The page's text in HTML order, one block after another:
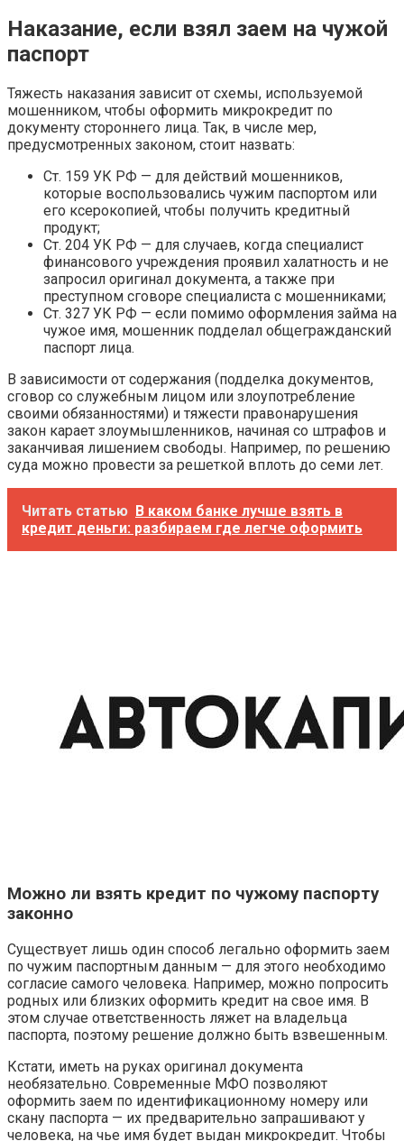
Наказание, если взял заем на чужой
паспорт
Тяжесть наказания зависит от схемы, используемой
мошенником, чтобы оформить микрокредит по
документу стороннего лица. Так, в числе мер,
предусмотренных законом, стоит назвать:
Ст. 159 УК РФ — для действий мошенников,
которые воспользовались чужим паспортом или
его ксерокопией, чтобы получить кредитный
продукт;
Ст. 204 УК РФ — для случаев, когда специалист
финансового учреждения проявил халатность и не
запросил оригинал документа, а также при
преступном сговоре специалиста с мошенниками;
Ст. 327 УК РФ — если помимо оформления займа на
чужое имя, мошенник подделал общегражданский
паспорт лица.
В зависимости от содержания (подделка документов,
сговор со служебным лицом или злоупотребление
своими обязанностями) и тяжести правонарушения
закон карает злоумышленников, начиная со штрафов и
заканчивая лишением свободы. Например, по решению
суда можно провести за решеткой вплоть до семи лет.
Читать статью В каком банке лучше взять в
кредит деньги: разбираем где легче оформить
Можно ли взять кредит по чужому паспорту
законно
Существует лишь один способ легально оформить заем
по чужим паспортным данным — для этого необходимо
согласие самого человека. Например, можно попросить
родных или близких оформить кредит на свое имя. В
этом случае ответственность ляжет на владельца
паспорта, поэтому решение должно быть взвешенным.
Кстати, иметь на руках оригинал документа
необязательно. Современные МФО позволяют
оформить заем по идентификационному номеру или
скану паспорта — их предварительно запрашивают у
человека, на чье имя будет выдан микрокредит. Чтобы